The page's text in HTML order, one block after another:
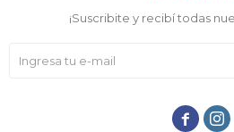
¡Suscribite y recibí todas
 